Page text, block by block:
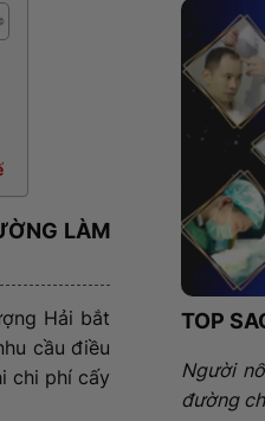
LÀM
Hải bắt
cầu điều
chi phí cấy
TOP
Người
đường